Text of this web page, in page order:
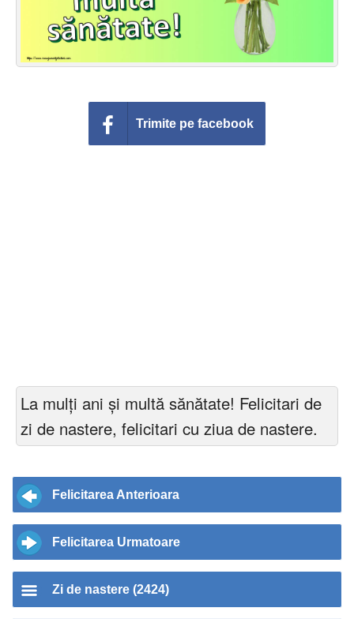
Felicitari animate
Invitatii personalizate
Trimite pe facebook
La mulți ani și multă sănătate! Felicitari de
zi de nastere, felicitari cu ziua de nastere.
Felicitarea Anterioara
Felicitarea Urmatoare
Zi de nastere (2424)